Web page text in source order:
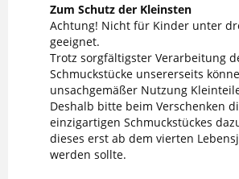
Zum Schutz der Kleinsten
Achtung! Nicht für Kinder unter
geeignet.
Trotz sorgfältigster Verarbeitung
Schmuckstücke unsererseits
unsachgemäßer Nutzung
Deshalb bitte beim Verschenken
einzigartigen Schmuckstückes
dieses erst ab dem vierten
werden sollte.